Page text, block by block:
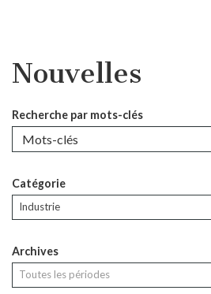
Nouvelles
Recherche par mots-clés
Catégorie
Industrie
Archives
Toutes les périodes